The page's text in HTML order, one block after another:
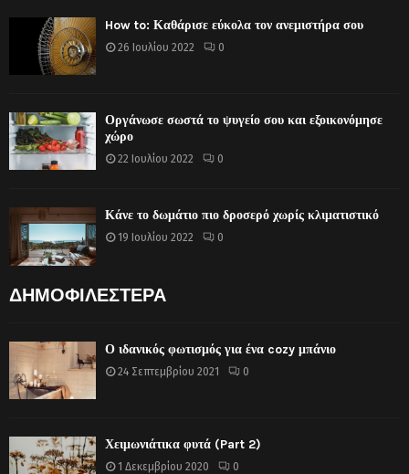
How to: Καθάρισε εύκολα τον ανεμιστήρα σου
26 Ιουλίου 2022 0
Οργάνωσε σωστά το ψυγείο σου και εξοικονόμησε
χώρο
22 Ιουλίου 2022 0
Κάνε το δωμάτιο πιο δροσερό χωρίς κλιματιστικό
19 Ιουλίου 2022 0
ΔΗΜΟΦΙΛΕΣΤΕΡΑ
Ο ιδανικός φωτισμός για ένα cozy μπάνιο
24 Σεπτεμβρίου 2021 0
Χειμωνιάτικα φυτά (Part 2)
1 Δεκεμβρίου 2020 0